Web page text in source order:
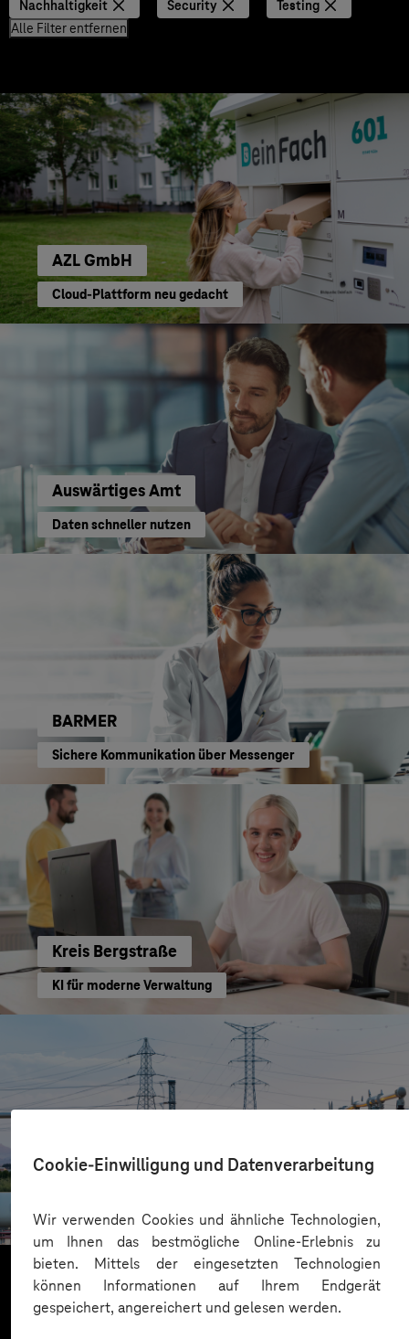
Cookie-Einwilligung und Datenverarbeitung
Wir verwenden Cookies und ähnliche Technologien,
um Ihnen das bestmögliche Online-Erlebnis zu
bieten. Mittels der eingesetzten Technologien
können Informationen auf Ihrem Endgerät
gespeichert, angereichert und gelesen werden.
Nachhaltigkeit Security
Testing
Alle Filter entfernen
AZL GmbH
Cloud-Plattform neu gedacht
Auswärtiges Amt
Daten schneller nutzen
BARMER
Sichere Kommunikation über Messenger
Kreis Bergstraße
KI für moderne Verwaltung
HIGHVOLT Prüftechnik Dresden GmbH
CRA-Security für digitale Produkte
Mehr laden